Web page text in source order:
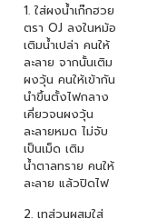
1. ใส่ผงน้ำเก๊กฮวย
ตรา OJ ลงในหม้อ
เติมน้ำเปล่า คนให้
ละลาย จากนั้นเติม
ผงวุ้น คนให้เข้ากัน
นำขึ้นตั้งไฟกลาง
เคี่ยวจนผงวุ้น
ละลายหมด ไม่จับ
เป็นเม็ด เติม
น้ำตาลทราย คนให้
ละลาย แล้วปิดไฟ
2. เทส่วนผสมใส่